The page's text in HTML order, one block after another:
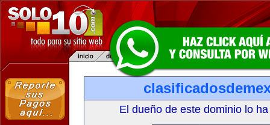
El dueño de este dominio lo